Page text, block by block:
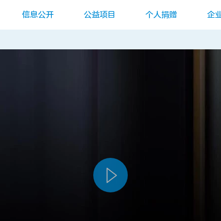
信息公开 公益项目 个人捐赠 企